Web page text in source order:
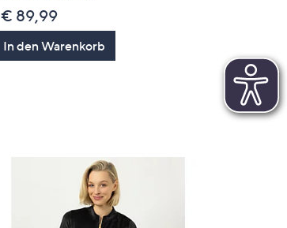
€ 89,99
In den Warenkorb